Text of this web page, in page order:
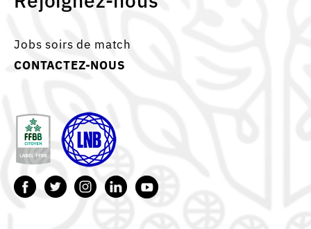
Jobs soirs de match
CONTACTEZ-NOUS